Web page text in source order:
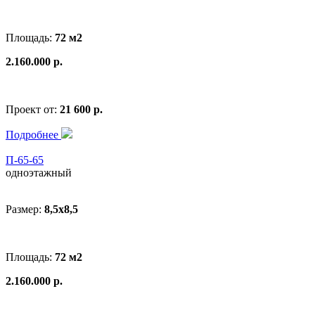
Площадь: 72 м2
2.160.000 р.
Проект от: 21 600 р.
Подробнее
П-65-65
одноэтажный
Размер: 8,5x8,5
Площадь: 72 м2
2.160.000 р.